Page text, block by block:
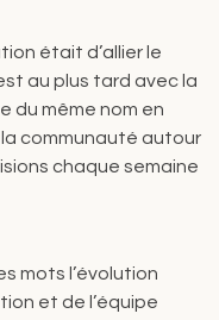
était d’allier le
au plus tard avec la
du même nom en
la communauté autour
chaque semaine
mots l’évolution
et de l’équipe